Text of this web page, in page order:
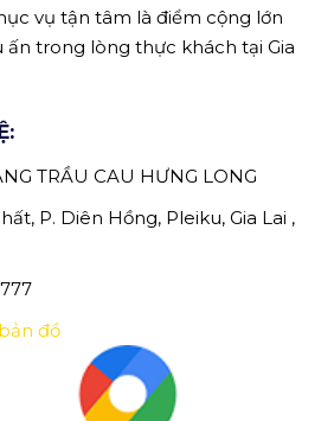
vụ tận tâm là điểm cộng lớn
ấn trong lòng thực khách tại Gia
TRẦU CAU HƯNG LONG
P. Diên Hồng, Pleiku, Gia Lai ,
đồ